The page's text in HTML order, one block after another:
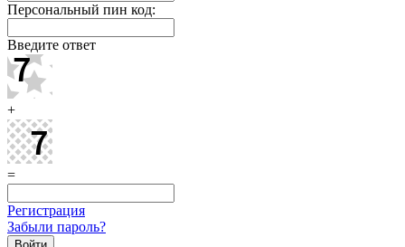
Персональный пин код:
Введите ответ
+
=
Регистрация
Забыли пароль?